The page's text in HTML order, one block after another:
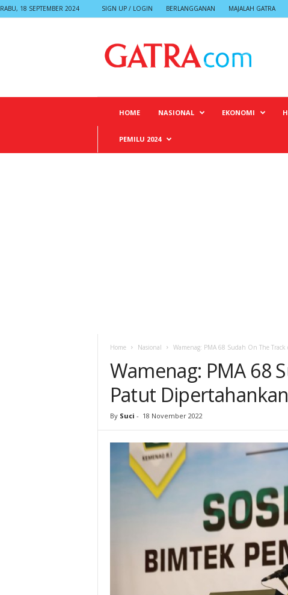
RABU, 18 SEPTEMBER 2024 SIGN UP / LOGIN BERLANGGANAN MAJALAH GATRA
HOME NASIONAL EKONOMI
PEMILU 2024
Home Nasional Wamenag: PMA 68 Sudah On The
Wamenag: PMA 68
Patut
By Suci - 18 November 2022